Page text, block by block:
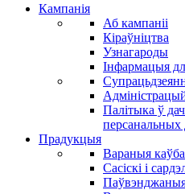
Кампанія
Аб кампаніі
Кіраўніцтва
Узнагароды
Інфармацыя
Палітыка ў
Прадукцыя
Вараныя
Сасіскі і